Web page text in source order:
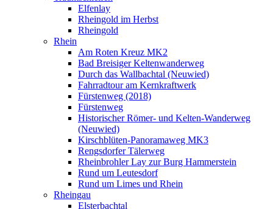
Elfenlay
Rheingold im Herbst
Rheingold
Rhein
Am Roten Kreuz MK2
Bad Breisiger Keltenwanderweg
Durch das Wallbachtal (Neuwied)
Fahrradtour am Kernkraftwerk
Fürstenweg (2018)
Fürstenweg
Historischer Römer- und Kelten-Wanderweg
(Neuwied)
Kirschblüten-Panoramaweg MK3
Rengsdorfer Tälerweg
Rheinbrohler Lay zur Burg Hammerstein
Rund um Leutesdorf
Rund um Limes und Rhein
Rheingau
Elsterbachtal